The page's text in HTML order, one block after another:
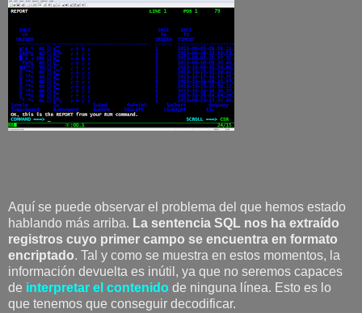
Aquí se puede observar el problema del que hemos estado
hablando más arriba. La sentencia SQL nos ha extraído
registros cuyo primer campo se encuentra en formato
encriptado. Tal y como se muestra en estos momentos, la
información devuelta es inútil, ya que no seremos capaces
de interpretar el contenido de ninguna línea. Esto es lo
que tenemos que conseguir decodificar.